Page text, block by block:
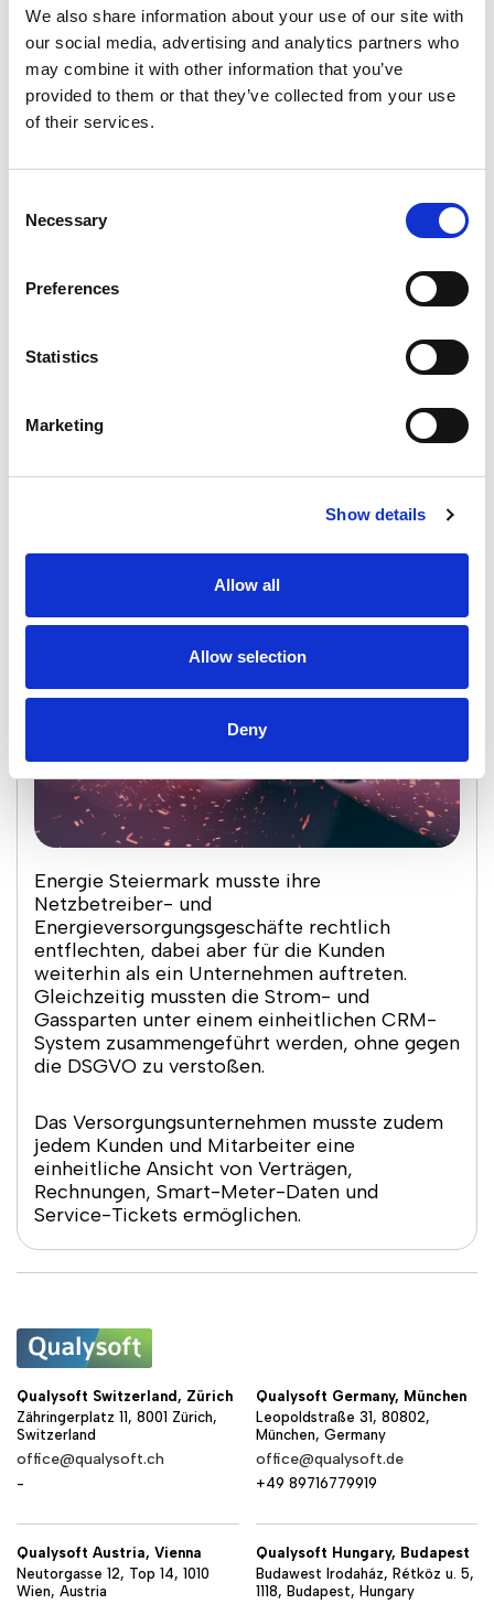
We also share information about your use of our site with
our social media, advertising and analytics partners who
may combine it with other information that you’ve
provided to them or that they’ve collected from your use
of their services.
Selection
Necessary
Preferences
Statistics
Marketing
Show details
Allow all
Allow selection
Deny
und Energieversorger Digitalisierung des
Dokumentenmanagements & automatisierter Output
(INFINICA) Integriertes Ticketing / Workflow-
Automatisierung Systemintegration mit Billing (SDK.PS),
Smart Meter, Middleware und Drittanbieter-Apps
Verbesserung der Datenqualität (Duplikatbereinigung,
Adressverifizierung)
Technologien
SDK.PS billing system, Microsoft Exchange server-side sync,
web-Service integrations, asynchronous messaging queue,
Eingesetztes Team
integration engineers, Entwicklern & QA-Spezialisten
(genaue Teamgröße nicht veröffentlicht)
Mehrjährige Zusammenarbeit, weiterhin laufend (Start vor
Qualysoft-Lösung
Ergebnisse
Energie Steiermark musste ihre
Netzbetreiber- und
Energieversorgungsgeschäfte rechtlich
entflechten, dabei aber für die Kunden
weiterhin als ein Unternehmen auftreten.
Gleichzeitig mussten die Strom- und
Gassparten unter einem einheitlichen CRM-
System zusammengeführt werden, ohne gegen
die DSGVO zu verstoßen.
Das Versorgungsunternehmen musste zudem
jedem Kunden und Mitarbeiter eine
einheitliche Ansicht von Verträgen,
Rechnungen, Smart-Meter-Daten und
Service-Tickets ermöglichen.
Qualysoft Switzerland, Zürich
Zähringerplatz 11, 8001 Zürich,
Switzerland
office@qualysoft.ch
-
Qualysoft Germany, München
Leopoldstraße 31, 80802,
München, Germany
office@qualysoft.de
+49 89716779919
Qualysoft Austria, Vienna
Neutorgasse 12, Top 14, 1010
Wien, Austria
Qualysoft Hungary, Budapest
Budawest Irodaház, Rétköz u. 5,
1118, Budapest, Hungary